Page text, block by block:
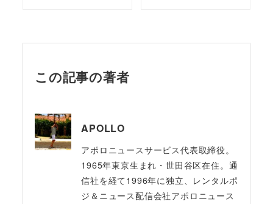
この記事の著者
APOLLO
アポロニュースサービス代表取締役。
1965年東京生まれ・世田谷区在住。通
信社を経て1996年に独立、レンタルポ
ジ＆ニュース配信会社アポロニュース